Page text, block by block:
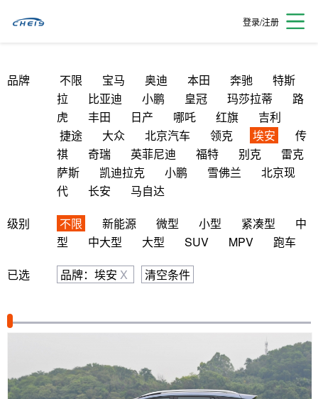
登录/注册
品牌 不限 宝马 奥迪 本田 奔驰
特斯
拉
比亚迪 小鹏 皇冠 玛莎拉蒂
路
虎
丰田 日产 哪吒 红旗
吉利
捷途
大众 北京汽车 领克 埃安
传
祺
奇瑞 英菲尼迪 福特 别克
雷克
萨斯
凯迪拉克 小鹏 雪佛兰
北京现
代
长安
马自达
级别
不限 新能源 微型 小型 紧凑型
中
型
中大型 大型 SUV MPV
跑车
已选
品牌：埃安 X 清空条件